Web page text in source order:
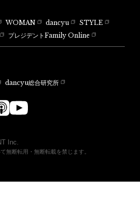
WOMAN dancyu
STYLE
プレジデントFamily Online
dancyu総合研究所
Inc.
無断転用・無断転載を禁じます。